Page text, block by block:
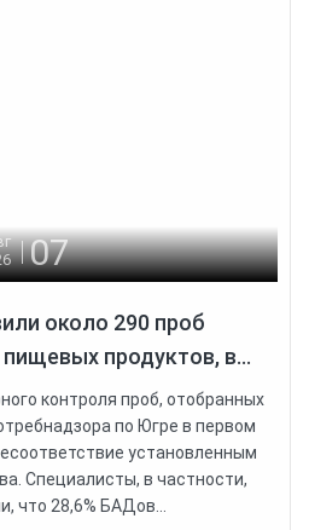
07
около 290 проб
продуктов, в...
контроля проб, отобранных
по Югре в первом
установленным
Специалисты, в частности,
что 28,6% БАДов...